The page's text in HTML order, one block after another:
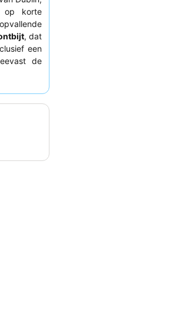
korte
, dat
een
de
de beste